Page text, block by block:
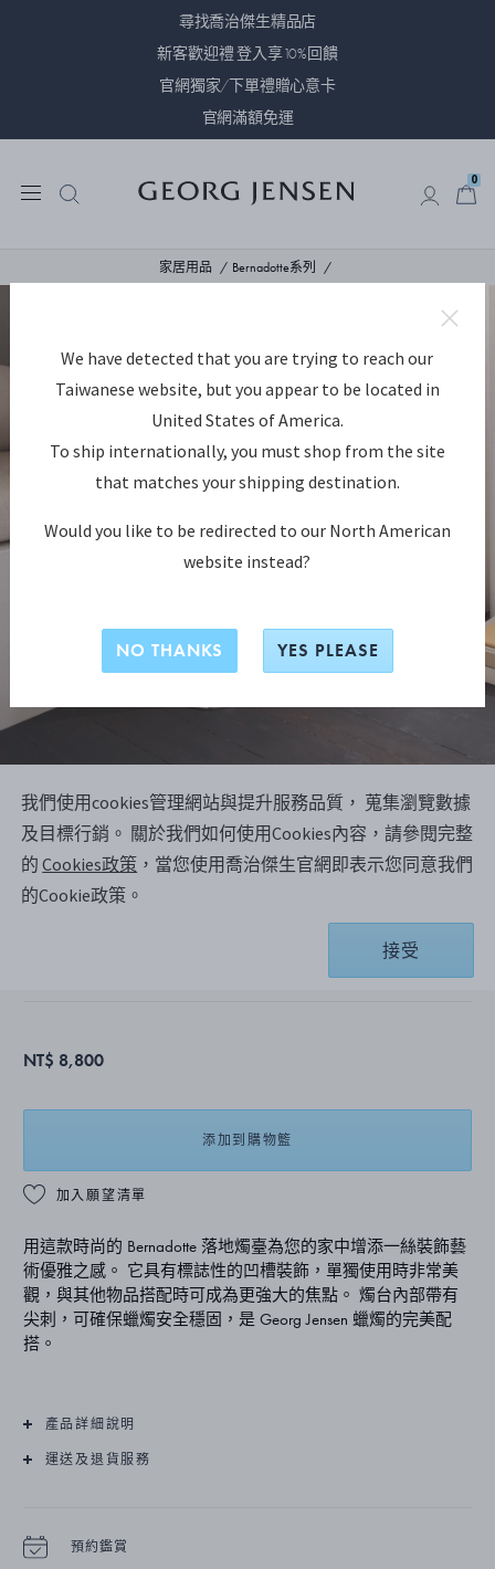
尋找喬治傑生精品店
新客歡迎禮 登入享10%回饋
官網獨家/下單禮贈心意卡
官網滿額免運
0
家居用品 Bernadotte系列
BERNADOTTE 落地燭臺，小號
Sigvard Bernadotte(西瓦德・伯納多)
NT$ 8,800
添加到購物籃
加入願望清單
用這款時尚的 Bernadotte 落地燭臺為您的家中增添一絲裝飾藝
術優雅之感。 它具有標誌性的凹槽裝飾，單獨使用時非常美
觀，與其他物品搭配時可成為更強大的焦點。 燭台內部帶有
尖刺，可確保蠟燭安全穩固，是 Georg Jensen 蠟燭的完美配
搭。
產品詳細說明
運送及退貨服務
預約鑑賞
我們使用cookies管理網站與提升服務品質， 蒐集瀏覽數據
及目標行銷。 關於我們如何使用Cookies內容，請參閱完整
的Cookies政策 ，當您使用喬治傑生官網即表示您同意我們
的Cookie政策。
接受
We have detected that you are trying to reach our
Taiwanese website, but you appear to be located in
United States of America.
To ship internationally, you must shop from the site
that matches your shipping destination.
Would you like to be redirected to our North American
website instead?
NO THANKS YES PLEASE